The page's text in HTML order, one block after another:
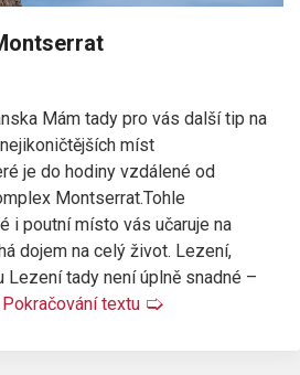
Mám tady pro vás další tip na
míst
je do hodiny vzdálené od
Montserrat.Tohle
i poutní místo vás učaruje na
dojem na celý život. Lezení,
Lezení tady není úplně snadné –
Pokračování textu 🢡